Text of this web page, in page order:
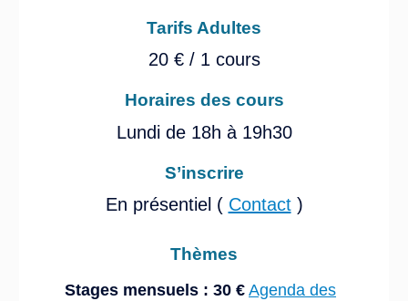
Tarifs Adultes
20 € / 1 cours
Horaires des cours
Lundi de 18h à 19h30
S’inscrire
En présentiel ( Contact)
Thèmes
Stages mensuels : 30 €Agenda des